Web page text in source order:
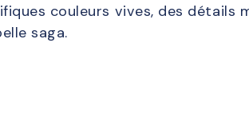
couleurs vives, des détails
saga.